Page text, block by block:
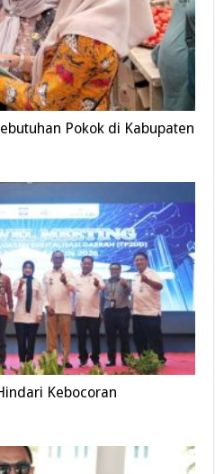
Pokok di Kabupaten
Kebocoran